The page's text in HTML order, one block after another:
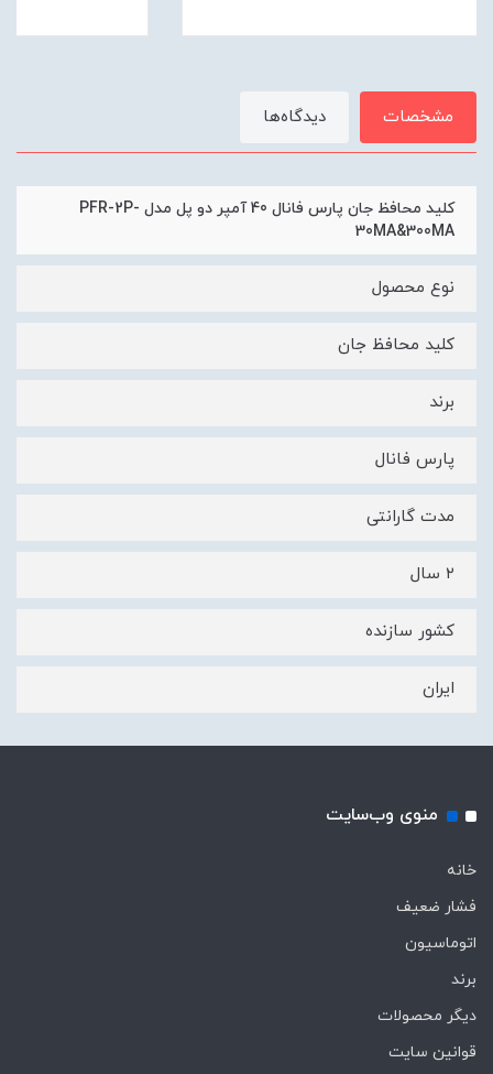
مشخصات دیدگاه‌ها
کلید محافظ جان پارس فانال 40 آمپر دو پل مدل PFR-2P-
30MA&300MA
نوع محصول
کلید محافظ جان
برند
پارس فانال
مدت گارانتی
۲ سال
کشور سازنده
ایران
منوی وب‌سایت
خانه
فشار ضعیف
اتوماسیون
برند
دیگر محصولات
قوانین سایت